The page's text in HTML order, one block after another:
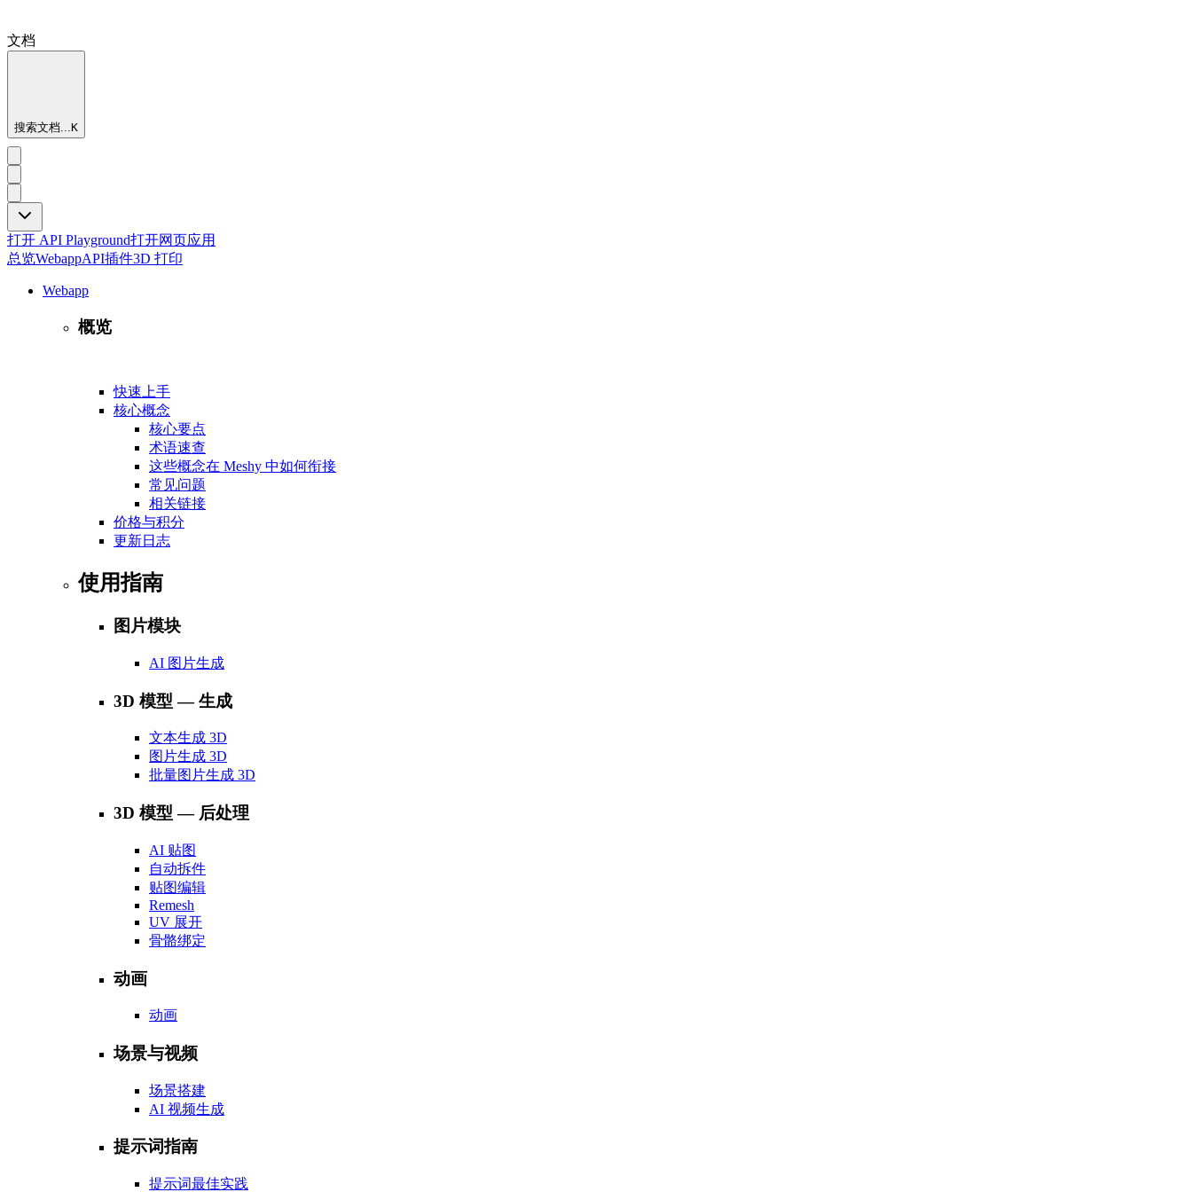
文档
搜索文档...K
打开 API Playground打开网页应用
总览WebappAPI插件3D 打印
Webapp
概览
快速上手
核心概念
核心要点
术语速查
这些概念在 Meshy 中如何衔接
常见问题
相关链接
价格与积分
更新日志
使用指南
图片模块
AI 图片生成
3D 模型 — 生成
文本生成 3D
图片生成 3D
批量图片生成 3D
3D 模型 — 后处理
AI 贴图
自动拆件
贴图编辑
Remesh
UV 展开
骨骼绑定
动画
动画
场景与视频
场景搭建
AI 视频生成
提示词指南
提示词最佳实践